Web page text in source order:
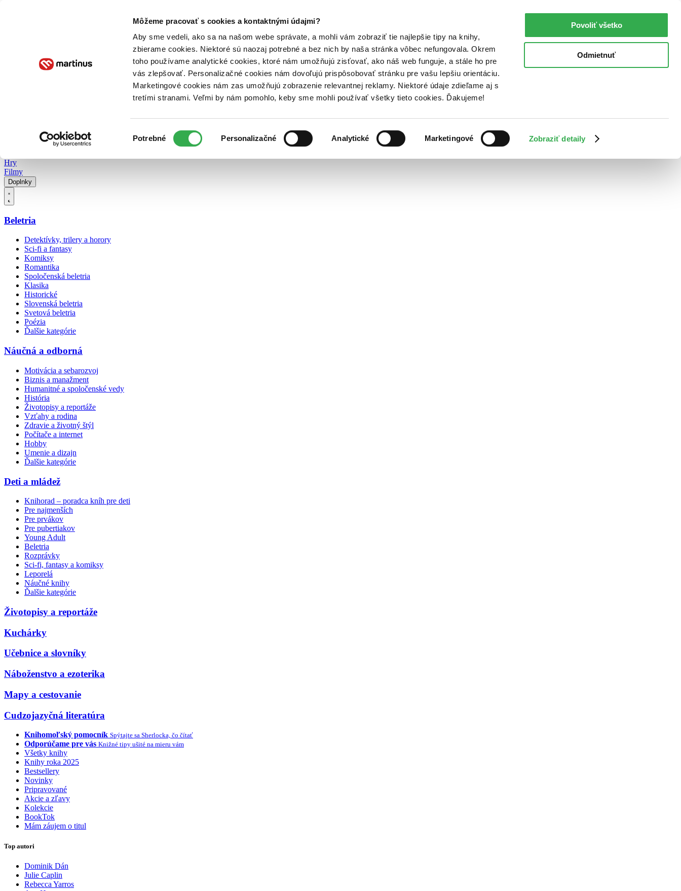
Môžeme pracovať s cookies a kontaktnými údajmi?
Aby sme vedeli, ako sa na našom webe správate, a mohli vám zobraziť tie najlepšie tipy na knihy,
zbierame cookies. Niektoré sú naozaj potrebné a bez nich by naša stránka vôbec nefungovala. Okrem
toho používame analytické cookies, ktoré nám umožňujú zisťovať, ako náš web funguje, a stále ho pre
vás zlepšovať. Personalizačné cookies nám dovoľujú prispôsobovať stránku pre vašu lepšiu orientáciu.
Marketingové cookies nám zas umožňujú zobrazenie relevantnej reklamy. Niektoré údaje zdieľame aj s
tretími stranami. Veľmi by nám pomohlo, keby sme mohli používať všetky tieto cookies. Ďakujeme!
súhlasu
Potrebné Personalizačné Analytické Marketingové Zobraziť detaily
Povoliť všetko
Odmietnuť
Poukážky Kontakt
Hry
Filmy
Doplnky
Beletria
Detektívky, trilery a horory
Sci-fi a fantasy
Komiksy
Romantika
Spoločenská beletria
Klasika
Historické
Slovenská beletria
Svetová beletria
Poézia
Ďalšie kategórie
Náučná a odborná
Motivácia a sebarozvoj
Biznis a manažment
Humanitné a spoločenské vedy
História
Životopisy a reportáže
Vzťahy a rodina
Zdravie a životný štýl
Počítače a internet
Hobby
Umenie a dizajn
Ďalšie kategórie
Deti a mládež
Knihorad – poradca kníh pre deti
Pre najmenších
Pre prvákov
Pre pubertiakov
Young Adult
Beletria
Rozprávky
Sci-fi, fantasy a komiksy
Leporelá
Náučné knihy
Ďalšie kategórie
Životopisy a reportáže
Kuchárky
Učebnice a slovníky
Náboženstvo a ezoterika
Mapy a cestovanie
Cudzojazyčná literatúra
Knihomoľský pomocník Spýtajte sa Sherlocka, čo čítať
Odporúčame pre vás Knižné tipy ušité na mieru vám
Všetky knihy
Knihy roka 2025
Bestsellery
Novinky
Pripravované
Akcie a zľavy
Kolekcie
BookTok
Mám záujem o titul
Top autori
Dominik Dán
Julie Caplin
Rebecca Yarros